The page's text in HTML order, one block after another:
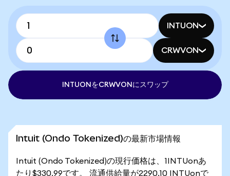
INTUON
CRWVON
INTUONをCRWVONにスワップ
Intuit (Ondo Tokenized)の最新市場情報
Intuit (Ondo Tokenized)の現行価格は、1INTUonあ
たり$330.99です。 流通供給量が2290.10 INTUonで